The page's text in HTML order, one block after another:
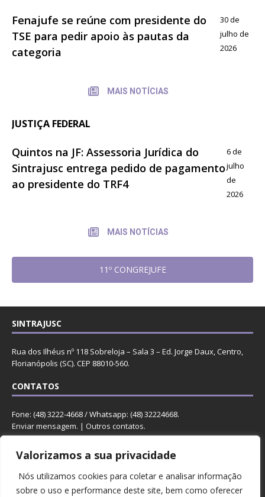
Valorizamos a sua privacidade
Nós utilizamos cookies para coletar e analisar informação
sobre o uso e performance deste site, bem como oferecer
Fenajufe se reúne com presidente do
TSE para pedir apoio às pautas da
categoria
30 de
julho de
2026
MAIS NOTÍCIAS
JUSTIÇA FEDERAL
Quintos na JF: Assessoria Jurídica do
Sintrajusc entrega pedido de pagamento
ao presidente do TRF4
6 de
julho
de
2026
MAIS NOTÍCIAS
11º CONGREJUFE
SINTRAJUSC
Rua dos Ilhéus nº 118 Sobreloja – Sala 3 – Ed. Jorge Daux, Centro,
Florianópolis (SC). CEP 88010-560.
CONTATOS
Fone: (48) 3222-4668 / Whatsapp: (48) 32224668.
Enviar mensagem. | Outros contatos.
REDES